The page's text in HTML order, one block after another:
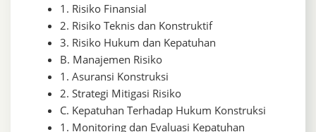
1. Risiko Finansial
2. Risiko Teknis dan Konstruktif
3. Risiko Hukum dan Kepatuhan
B. Manajemen Risiko
1. Asuransi Konstruksi
2. Strategi Mitigasi Risiko
C. Kepatuhan Terhadap Hukum Konstruksi
1. Monitoring dan Evaluasi Kepatuhan